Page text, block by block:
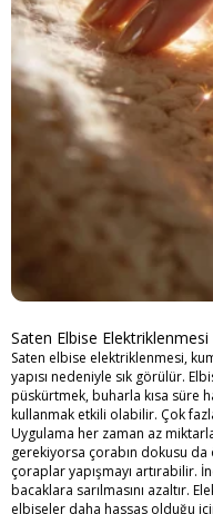
Saten Elbise Elektriklenmesi
Saten elbise elektriklenmesi,
yapısı nedeniyle sık görülür.
püskürtmek, buharla kısa süre
kullanmak etkili olabilir. Çok
Uygulama her zaman az
gerekiyorsa çorabın dokusu
çoraplar yapışmayı artırabilir.
bacaklara sarılmasını azaltır.
elbiseler daha hassas olduğu